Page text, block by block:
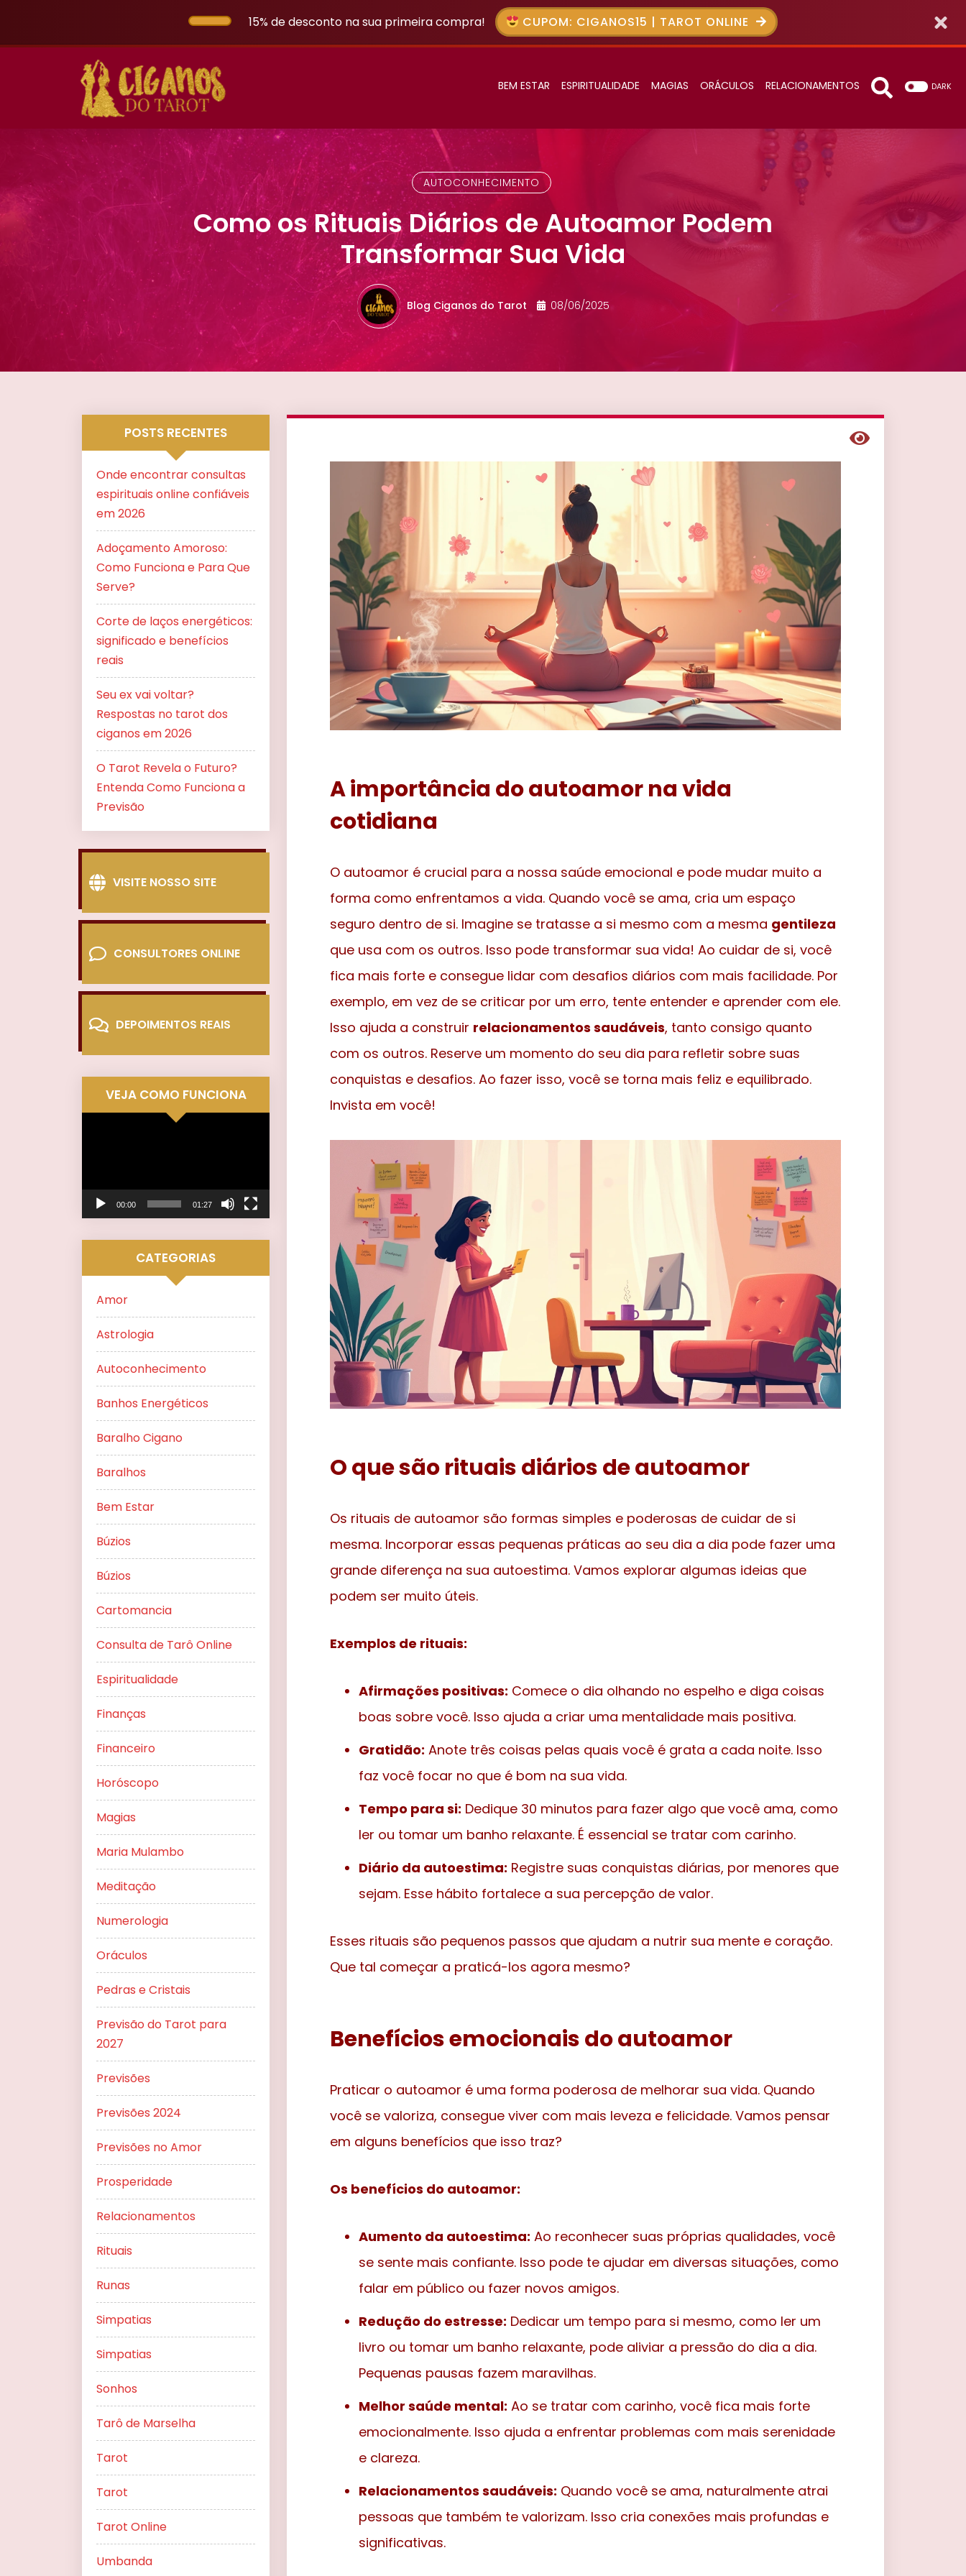
15% de desconto na sua primeira compra! CUPOM: CIGANOS15 | TAROT ONLINE
BEM ESTAR ESPIRITUALIDADE MAGIAS ORÁCULOS RELACIONAMENTOS DARK
AUTOCONHECIMENTO
Como os Rituais Diários de Autoamor Podem
Transformar Sua Vida
Blog Ciganos do Tarot 08/06/2025
A importância do autoamor na vida
cotidiana
O autoamor é crucial para a nossa saúde emocional e pode mudar muito a
forma como enfrentamos a vida. Quando você se ama, cria um espaço
seguro dentro de si. Imagine se tratasse a si mesmo com a mesma gentileza
que usa com os outros. Isso pode transformar sua vida! Ao cuidar de si, você
fica mais forte e consegue lidar com desafios diários com mais facilidade. Por
exemplo, em vez de se criticar por um erro, tente entender e aprender com ele.
Isso ajuda a construir relacionamentos saudáveis, tanto consigo quanto
com os outros. Reserve um momento do seu dia para refletir sobre suas
conquistas e desafios. Ao fazer isso, você se torna mais feliz e equilibrado.
Invista em você!
O que são rituais diários de autoamor
Os rituais de autoamor são formas simples e poderosas de cuidar de si
mesma. Incorporar essas pequenas práticas ao seu dia a dia pode fazer uma
grande diferença na sua autoestima. Vamos explorar algumas ideias que
podem ser muito úteis.
Exemplos de rituais:
Afirmações positivas: Comece o dia olhando no espelho e diga coisas
boas sobre você. Isso ajuda a criar uma mentalidade mais positiva.
Gratidão: Anote três coisas pelas quais você é grata a cada noite. Isso
faz você focar no que é bom na sua vida.
Tempo para si: Dedique 30 minutos para fazer algo que você ama, como
ler ou tomar um banho relaxante. É essencial se tratar com carinho.
Diário da autoestima: Registre suas conquistas diárias, por menores que
sejam. Esse hábito fortalece a sua percepção de valor.
Esses rituais são pequenos passos que ajudam a nutrir sua mente e coração.
Que tal começar a praticá-los agora mesmo?
Benefícios emocionais do autoamor
Praticar o autoamor é uma forma poderosa de melhorar sua vida. Quando
você se valoriza, consegue viver com mais leveza e felicidade. Vamos pensar
em alguns benefícios que isso traz?
Os benefícios do autoamor:
Aumento da autoestima: Ao reconhecer suas próprias qualidades, você
se sente mais confiante. Isso pode te ajudar em diversas situações, como
falar em público ou fazer novos amigos.
Redução do estresse: Dedicar um tempo para si mesmo, como ler um
livro ou tomar um banho relaxante, pode aliviar a pressão do dia a dia.
Pequenas pausas fazem maravilhas.
Melhor saúde mental: Ao se tratar com carinho, você fica mais forte
emocionalmente. Isso ajuda a enfrentar problemas com mais serenidade
e clareza.
Relacionamentos saudáveis: Quando você se ama, naturalmente atrai
pessoas que também te valorizam. Isso cria conexões mais profundas e
significativas.
POSTS RECENTES
Onde encontrar consultas
espirituais online confiáveis
em 2026
Adoçamento Amoroso:
Como Funciona e Para Que
Serve?
Corte de laços energéticos:
significado e benefícios
reais
Seu ex vai voltar?
Respostas no tarot dos
ciganos em 2026
O Tarot Revela o Futuro?
Entenda Como Funciona a
Previsão
VISITE NOSSO SITE
CONSULTORES ONLINE
DEPOIMENTOS REAIS
VEJA COMO FUNCIONA
00:00 01:27
CATEGORIAS
Amor
Astrologia
Autoconhecimento
Banhos Energéticos
Baralho Cigano
Baralhos
Bem Estar
Búzios
Búzios
Cartomancia
Consulta de Tarô Online
Espiritualidade
Finanças
Financeiro
Horóscopo
Magias
Maria Mulambo
Meditação
Numerologia
Oráculos
Pedras e Cristais
Previsão do Tarot para
2027
Previsões
Previsões 2024
Previsões no Amor
Prosperidade
Relacionamentos
Rituais
Runas
Simpatias
Simpatias
Sonhos
Tarô de Marselha
Tarot
Tarot
Tarot Online
Umbanda